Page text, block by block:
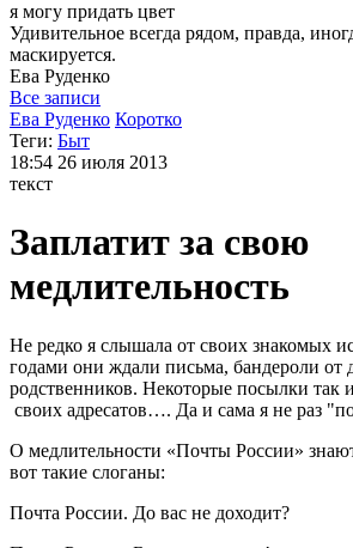
я могу придать цвет
Удивительное всегда рядом, правда,
маскируется.
Ева Руденко
Все записи
Ева Руденко Коротко
Теги: Быт
18:54 26 июля 2013
текст
Заплатит за свою
медлительность
Не редко я слышала от своих знакомых
годами они ждали письма, бандероли от
родственников. Некоторые посылки так
своих адресатов…. Да и сама я не раз
О медлительности «Почты России»
вот такие слоганы:
Почта России. До вас не доходит?